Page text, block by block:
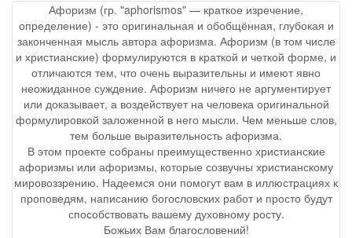
Афоризм (гр. "aphorismos" — краткое изречение,
определение) - это оригинальная и обобщённая, глубокая и
законченная мысль автора афоризма. Афоризм (в том числе
и христианские) формулируются в краткой и четкой форме, и
отличаются тем, что очень выразительны и имеют явно
неожиданное суждение. Афоризм ничего не аргументирует
или доказывает, а воздействует на человека оригинальной
формулировкой заложенной в него мысли. Чем меньше слов,
тем больше выразительность афоризма.
В этом проекте собраны преимущественно христианские
афоризмы или афоризмы, которые созвучны христианскому
мировоззрению. Надеемся они помогут вам в иллюстрациях к
проповедям, написанию богословских работ и просто будут
способствовать вашему духовному росту.
Божьих Вам благословений!